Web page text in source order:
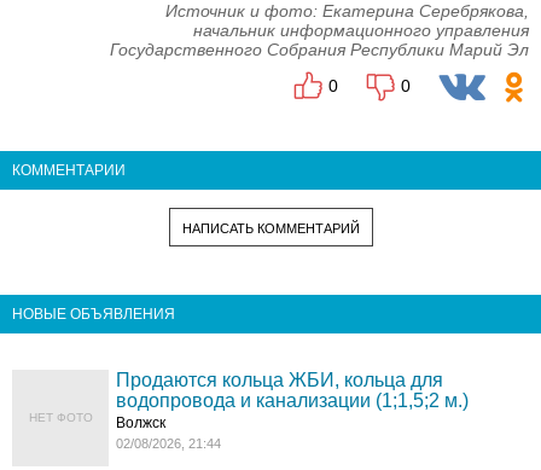
Источник и фото: Екатерина Серебрякова,
начальник информационного управления
Государственного Собрания Республики Марий Эл
0
0
КОММЕНТАРИИ
НАПИСАТЬ КОММЕНТАРИЙ
НОВЫЕ ОБЪЯВЛЕНИЯ
НЕТ ФОТО
Продаются кольца ЖБИ, кольца для
водопровода и канализации (1;1,5;2 м.)
Волжск
02/08/2026, 21:44